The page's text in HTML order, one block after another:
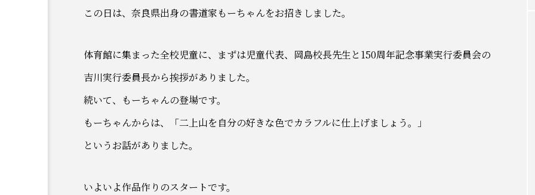
この日は、奈良県出身の書道家もーちゃんをお招きしました。
体育館に集まった全校児童に、まずは児童代表、岡島校長先生と150周年記念事業実行委員会の
吉川実行委員長から挨拶がありました。
続いて、もーちゃんの登場です。
もーちゃんからは、「二上山を自分の好きな色でカラフルに仕上げましょう。」
というお話がありました。
いよいよ作品作りのスタートです。